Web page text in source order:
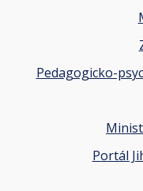
Pedagogicko-
Portál